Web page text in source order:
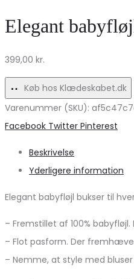
MODA
Et
must-
have!
bukser
61357
Military
Elegant
399,00 kr.
Køb hos Klædeskabet.dk
Varenummer (SKU):
Share
Facebook Twitter Pinterest
Beskrivelse
Yderligere information
Elegant babyfløjl bukser til
– Fremstillet af 100%
– Flot pasform. Der
– Nemme, at style med